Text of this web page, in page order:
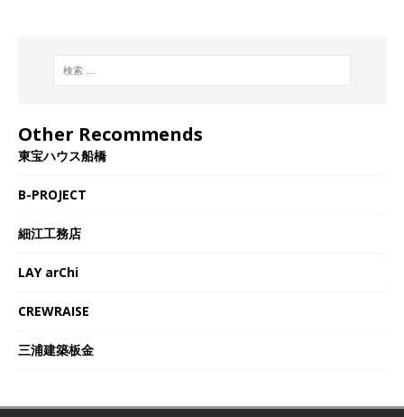
Other Recommends
東宝ハウス船橋
B-PROJECT
細江工務店
LAY arChi
CREWRAISE
三浦建築板金